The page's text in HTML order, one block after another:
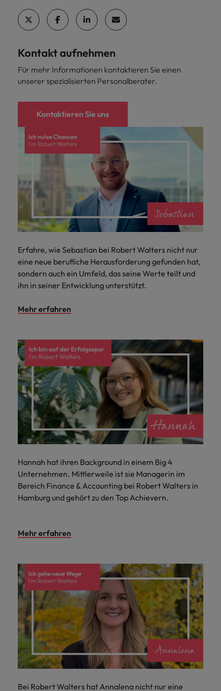
Kontakt aufnehmen
Für mehr Informationen kontaktieren Sie einen
unserer spezialisierten Personalberater.
Kontaktieren Sie uns
Erfahre, wie Sebastian bei Robert Walters nicht nur
eine neue berufliche Herausforderung gefunden hat,
sondern auch ein Umfeld, das seine Werte teilt und
ihn in seiner Entwicklung unterstützt.
Mehr erfahren
Hannah hat ihren Background in einem Big 4
Unternehmen. Mittlerweile ist sie Managerin im
Bereich Finance & Accounting bei Robert Walters in
Hamburg und gehört zu den Top Achievern.
Mehr erfahren
Bei Robert Walters hat Annalena nicht nur eine